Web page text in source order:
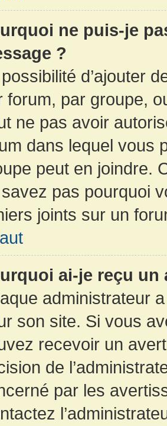
ne puis-je
?
d’ajouter
forum, par groupe,
ne pas avoir
dans lequel vous
peut en joindre.
pas pourquoi
joints sur un
ai-je reçu un
administrateur
son site. Si vous
recevoir un
de
par les